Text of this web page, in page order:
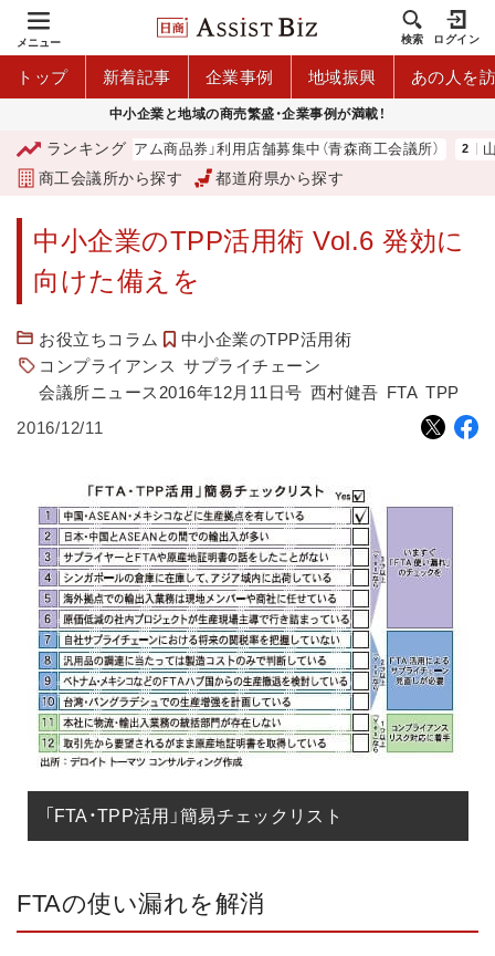
メニュー 検索 ログイン
トップ 新着記事 企業事例 地域振興 あの人を
中小企業と地域の商売繁盛・企業事例が満載！
ランキング
「青森市プレミアム商品券」利用店舗募集中（青森商工会議所） 山中
商工会議所から探す 都道府県から探す
中小企業のTPP活用術 Vol.6 発効に
向けた備えを
お役立ちコラム
中小企業のTPP活用術
コンプライアンス サプライチェーン
会議所ニュース2016年12月11日号 西村健吾 FTA TPP
2016/12/11
「FTA・TPP活用」簡易チェックリスト
FTAの使い漏れを解消